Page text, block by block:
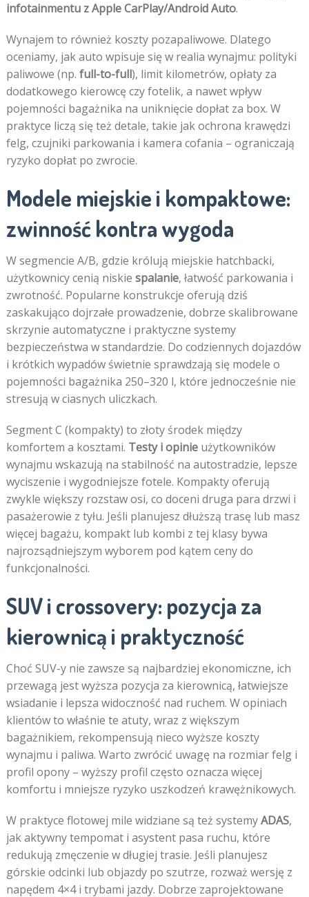
infotainmentu z Apple CarPlay/Android Auto.
Wynajem to również koszty pozapaliwowe. Dlatego
oceniamy, jak auto wpisuje się w realia wynajmu: polityki
paliwowe (np. full-to-full), limit kilometrów, opłaty za
dodatkowego kierowcę czy fotelik, a nawet wpływ
pojemności bagażnika na uniknięcie dopłat za box. W
praktyce liczą się też detale, takie jak ochrona krawędzi
felg, czujniki parkowania i kamera cofania – ograniczają
ryzyko dopłat po zwrocie.
Modele miejskie i kompaktowe:
zwinność kontra wygoda
W segmencie A/B, gdzie królują miejskie hatchbacki,
użytkownicy cenią niskie spalanie, łatwość parkowania i
zwrotność. Popularne konstrukcje oferują dziś
zaskakująco dojrzałe prowadzenie, dobrze skalibrowane
skrzynie automatyczne i praktyczne systemy
bezpieczeństwa w standardzie. Do codziennych dojazdów
i krótkich wypadów świetnie sprawdzają się modele o
pojemności bagażnika 250–320 l, które jednocześnie nie
stresują w ciasnych uliczkach.
Segment C (kompakty) to złoty środek między
komfortem a kosztami. Testy i opinieużytkowników
wynajmu wskazują na stabilność na autostradzie, lepsze
wyciszenie i wygodniejsze fotele. Kompakty oferują
zwykle większy rozstaw osi, co doceni druga para drzwi i
pasażerowie z tyłu. Jeśli planujesz dłuższą trasę lub masz
więcej bagażu, kompakt lub kombi z tej klasy bywa
najrozsądniejszym wyborem pod kątem ceny do
funkcjonalności.
SUV i crossovery: pozycja za
kierownicą i praktyczność
Choć SUV-y nie zawsze są najbardziej ekonomiczne, ich
przewagą jest wyższa pozycja za kierownicą, łatwiejsze
wsiadanie i lepsza widoczność nad ruchem. W opiniach
klientów to właśnie te atuty, wraz z większym
bagażnikiem, rekompensują nieco wyższe koszty
wynajmu i paliwa. Warto zwrócić uwagę na rozmiar felg i
profil opony – wyższy profil często oznacza więcej
komfortu i mniejsze ryzyko uszkodzeń krawężnikowych.
W praktyce flotowej mile widziane są też systemyADAS,
jak aktywny tempomat i asystent pasa ruchu, które
redukują zmęczenie w długiej trasie. Jeśli planujesz
górskie odcinki lub objazdy po szutrze, rozważ wersję z
napędem 4×4 i trybami jazdy. Dobrze zaprojektowane